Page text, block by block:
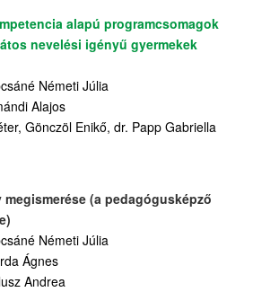
alapú programcsomagok
nevelési igényű gyermekek
Németi Júlia
Alajos
Gönczöl Enikő, dr. Papp Gabriella
(a pedagógusképző
Németi Júlia
Ágnes
Andrea